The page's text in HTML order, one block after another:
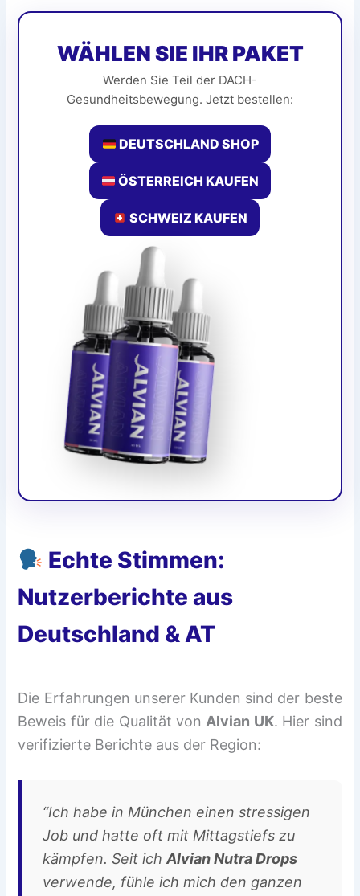
WÄHLEN SIE IHR PAKET
Werden Sie Teil der DACH-
Gesundheitsbewegung. Jetzt bestellen:
DEUTSCHLAND SHOP
ÖSTERREICH KAUFEN
SCHWEIZ KAUFEN
Echte Stimmen:
Nutzerberichte aus
Deutschland & AT
Die Erfahrungen unserer Kunden sind der beste
Beweis für die Qualität vonAlvian UK. Hier sind
verifizierte Berichte aus der Region:
“Ich habe in München einen stressigen
Job und hatte oft mit Mittagstiefs zu
kämpfen. Seit ichAlvian Nutra Drops
verwende, fühle ich mich den ganzen